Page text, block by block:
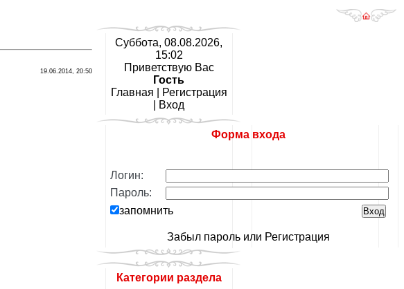
19.06.2014, 20:50
Суббота, 08.08.2026,
15:02
Приветствую Вас
Гость
Главная
Регистрация
Вход
Форма входа
Логин:
Пароль:
запомнить
Забыл парольили Регистрация
Категории раздела